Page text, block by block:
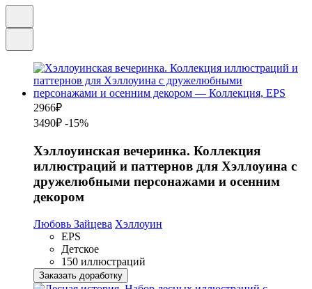
2966₽
3490₽ -15%
Хэллоуинская вечеринка. Коллекция
иллюстраций и паттернов для Хэллоуина с
дружелюбными персонажами и осенним
декором
Любовь Зайцева Хэллоуин
EPS
Детское
150 иллюстраций
Заказать доработку